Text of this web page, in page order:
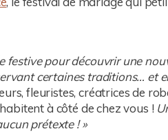
festive pour découvrir une
certaines traditions… et
fleuristes, créatrices de
à côté de chez vous !
prétexte ! »